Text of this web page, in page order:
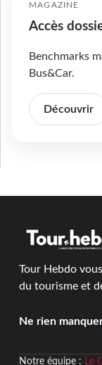
MAGAZINE
Accès
Benchmarks
Bus&Car.
Découvrir
Tour Hebdo
du tourisme et
Ne rien
Notre équipe : Le